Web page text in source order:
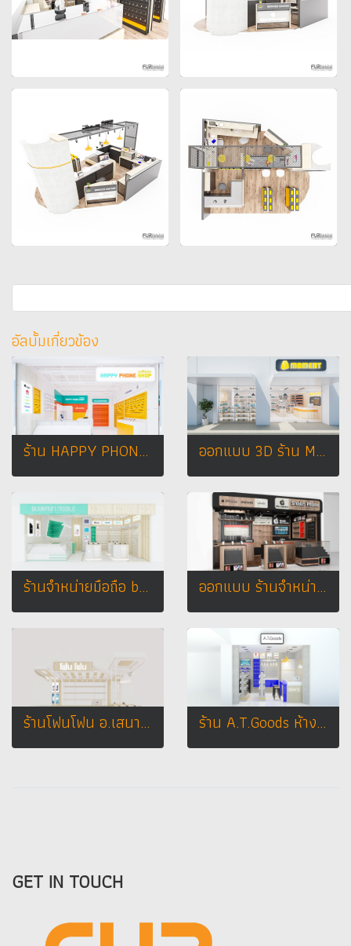
อัลบั้มเกี่ยวข้อง
ร้าน HAPPY PHONE SHOP 2 สาขา เทสโก้ โลตัส อ.กุฉินารายณ์ จ.กาฬสินธุ์ ออกแบบ 3D ร้าน MOMENT ร้านจำหน่ายกิ๊ฟช็อป ขายสินค้าหลายหมวดหมู่ เช่น เครื่องสำอาง , กระเป๋า , รองเท้า , ของใช้ในชีวิตประจำวัน , ของตกแต่งบ้าน ฯลฯ
ร้านจำหน่ายมือถือ boonaum phone ออกแบบ ร้านจำหน่ายมือถือ Studio Phone สถานที่ : ตึกคอม พลาซ่า จ.อุดรธานี
ร้านโฟนโฟน อ.เสนา จ.พระนครศรีอยุธยา ร้าน A.T.Goods ห้างเทสโก้โลตัส จ. สุสุราษฎร์ธานี
GET IN TOUCH